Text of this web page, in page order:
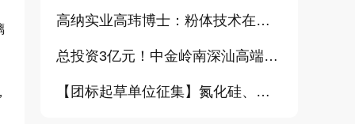
高纳实业高玮博士：粉体技术在电池材料工业中的进展与需求（报告）
总投资3亿元！中金岭南深汕高端金属复合材料扩产项目正式开工
【团标起草单位征集】氮化硅、金刚石、碳化铪、氧化铝等